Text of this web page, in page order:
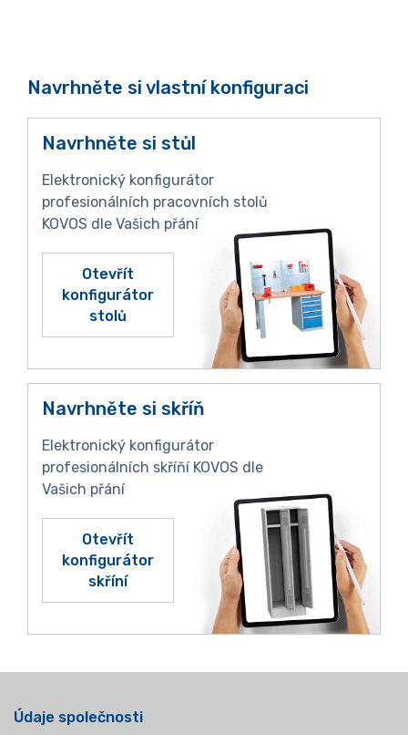
Navrhněte si vlastní konfiguraci
Navrhněte si stůl
Elektronický konfigurátor
profesionálních pracovních stolů
KOVOS dle Vašich přání
Otevřít
konfigurátor
stolů
Navrhněte si skříň
Elektronický konfigurátor
profesionálních skříňí KOVOS dle
Vašich přání
Otevřít
konfigurátor
skříní
Údaje společnosti